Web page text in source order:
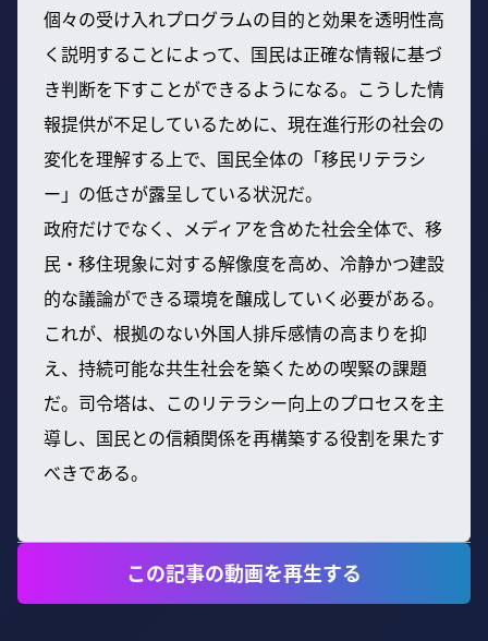
個々の受け入れプログラムの目的と効果を透明性高
く説明することによって、国民は正確な情報に基づ
き判断を下すことができるようになる。こうした情
報提供が不足しているために、現在進行形の社会の
変化を理解する上で、国民全体の「移民リテラシ
ー」の低さが露呈している状況だ。
政府だけでなく、メディアを含めた社会全体で、移
民・移住現象に対する解像度を高め、冷静かつ建設
的な議論ができる環境を醸成していく必要がある。
これが、根拠のない外国人排斥感情の高まりを抑
え、持続可能な共生社会を築くための喫緊の課題
だ。司令塔は、このリテラシー向上のプロセスを主
導し、国民との信頼関係を再構築する役割を果たす
べきである。
この記事の動画を再生する